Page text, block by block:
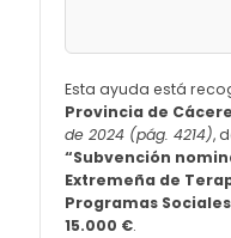
Esta ayuda está
Provincia de
de 2024 (pág. 4214),
“Subvención
Extremeña de
Programas
15.000 €.